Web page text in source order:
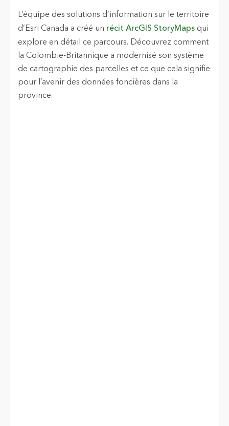
L’équipe des solutions d’information sur le territoire
d’Esri Canada a créé un récit ArcGIS StoryMapsqui
explore en détail ce parcours. Découvrez comment
la Colombie-Britannique a modernisé son système
de cartographie des parcelles et ce que cela signifie
pour l’avenir des données foncières dans la
province.